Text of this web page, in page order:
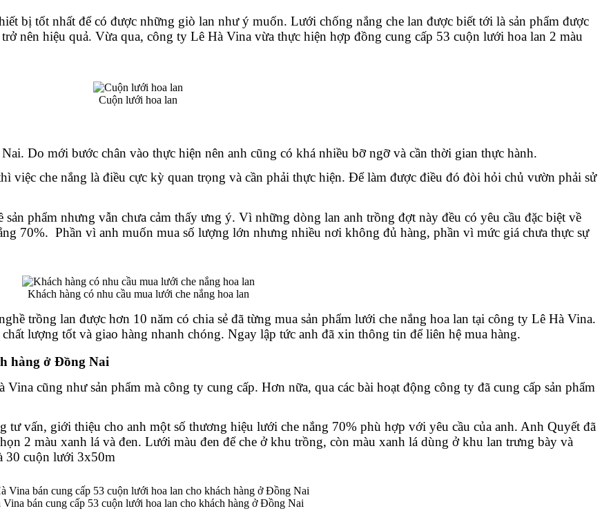
bị tốt nhất để có được những giò lan như ý muốn. Lưới chống nắng che lan được biết tới là sản phẩm được
nên hiệu quả. Vừa qua, công ty Lê Hà Vina vừa thực hiện hợp đồng cung cấp 53 cuộn lưới hoa lan 2 màu
Cuộn lưới hoa lan
Do mới bước chân vào thực hiện nên anh cũng có khá nhiều bỡ ngỡ và cần thời gian thực hành.
việc che nắng là điều cực kỳ quan trọng và cần phải thực hiện. Để làm được điều đó đòi hỏi chủ vườn phải sử
phẩm nhưng vẫn chưa cảm thấy ưng ý. Vì những dòng lan anh trồng đợt này đều có yêu cầu đặc biệt về
70%.  Phần vì anh muốn mua số lượng lớn nhưng nhiều nơi không đủ hàng, phần vì mức giá chưa thực sự
Khách hàng có nhu cầu mua lưới che nắng hoa lan
trồng lan được hơn 10 năm có chia sẻ đã từng mua sản phẩm lưới che nắng hoa lan tại công ty Lê Hà Vina.
lượng tốt và giao hàng nhanh chóng. Ngay lập tức anh đã xin thông tin để liên hệ mua hàng.
hàng ở Đồng Nai
cũng như sản phẩm mà công ty cung cấp. Hơn nữa, qua các bài hoạt động công ty đã cung cấp sản phẩm
tư vấn, giới thiệu cho anh một số thương hiệu lưới che nắng 70% phù hợp với yêu cầu của anh. Anh Quyết đã
2 màu xanh lá và đen. Lưới màu đen để che ở khu trồng, còn màu xanh lá dùng ở khu lan trưng bày và
30 cuộn lưới 3x50m
Vina bán cung cấp 53 cuộn lưới hoa lan cho khách hàng ở Đồng Nai